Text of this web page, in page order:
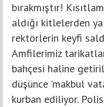
bırakmıştır!
aldığı kitlelerden
rektörlerin keyfi
Amfilerimiz
bahçesi haline
düşünce 'makbul
kurban ediliyor.